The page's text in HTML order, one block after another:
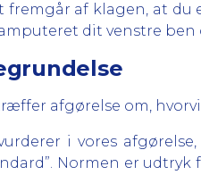
fremgår af klagen, at
dit venstre ben
afgørelse om,
i vores
Normen er